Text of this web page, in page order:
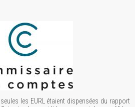
les EURL étaient dispensées du rapport